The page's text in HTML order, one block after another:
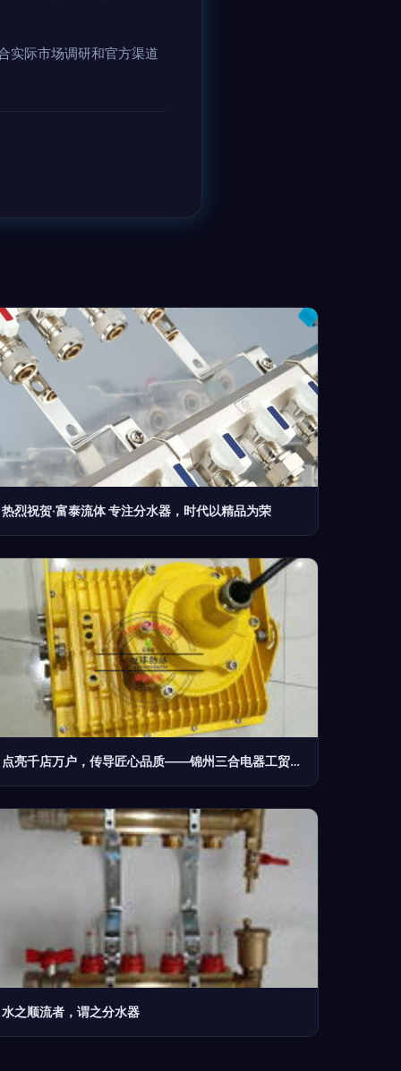
实际市场调研和官方渠道
热烈祝贺·富泰流体 专注分水器，时代以精品为荣
点亮千店万户，传导匠心品质——锦州三合电器工贸商行纵横机电综合零售之奥义
水之顺流者，谓之分水器